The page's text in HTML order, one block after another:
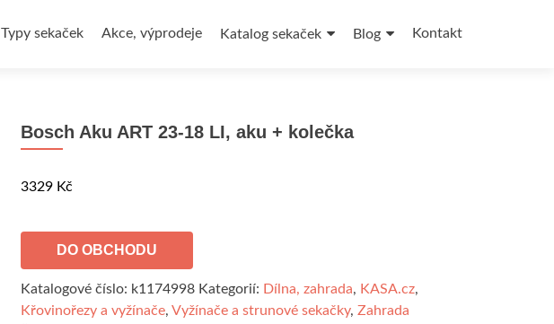
Typy sekaček Akce, výprodeje Katalog sekaček Blog Kontakt
Bosch Aku ART 23-18 LI, aku + kolečka
3329 Kč
DO OBCHODU
Katalogové číslo: k1174998 Kategorií: Dílna, zahrada, KASA.cz,
Křovinořezy a vyžínače, Vyžínače a strunové sekačky, Zahrada